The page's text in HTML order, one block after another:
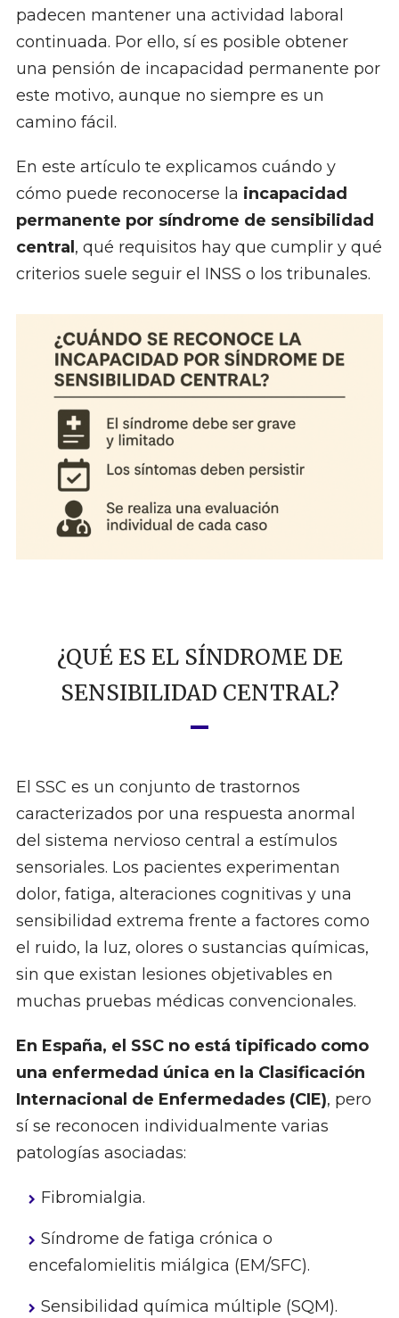
padecen mantener una actividad laboral
continuada. Por ello, sí es posible obtener
una pensión de incapacidad permanente por
este motivo, aunque no siempre es un
camino fácil.
En este artículo te explicamos cuándo y
cómo puede reconocerse la incapacidad
permanente por síndrome de sensibilidad
central , qué requisitos hay que cumplir y qué
criterios suele seguir el INSS o los tribunales.
¿QUÉ ES EL SÍNDROME DE
SENSIBILIDAD CENTRAL?
El SSC es un conjunto de trastornos
caracterizados por una respuesta anormal
del sistema nervioso central a estímulos
sensoriales. Los pacientes experimentan
dolor, fatiga, alteraciones cognitivas y una
sensibilidad extrema frente a factores como
el ruido, la luz, olores o sustancias químicas,
sin que existan lesiones objetivables en
muchas pruebas médicas convencionales.
En España, el SSC no está tipificado como
una enfermedad única en la Clasificación
Internacional de Enfermedades (CIE), pero
sí se reconocen individualmente varias
patologías asociadas:
Fibromialgia.
Síndrome de fatiga crónica o
encefalomielitis miálgica (EM/SFC).
Sensibilidad química múltiple (SQM).